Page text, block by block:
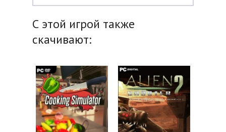
С этой игрой также
скачивают: